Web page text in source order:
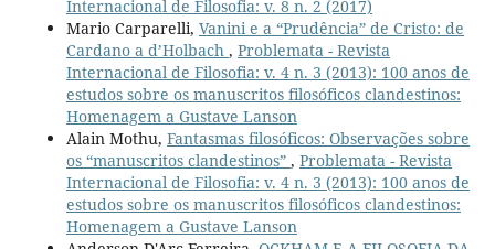
Internacional de Filosofia: v. 8 n. 2 (2017)
Mario Carparelli, Vanini e a “Prudência” de Cristo: de
Cardano a d’Holbach , Problemata - Revista
Internacional de Filosofia: v. 4 n. 3 (2013): 100 anos de
estudos sobre os manuscritos filosóficos clandestinos:
Homenagem a Gustave Lanson
Alain Mothu, Fantasmas filosóficos: Observações sobre
os “manuscritos clandestinos” , Problemata - Revista
Internacional de Filosofia: v. 4 n. 3 (2013): 100 anos de
estudos sobre os manuscritos filosóficos clandestinos:
Homenagem a Gustave Lanson